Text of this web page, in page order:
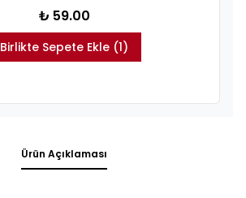
₺ 59.00
Birlikte Sepete Ekle (1)
Ürün Açıklaması